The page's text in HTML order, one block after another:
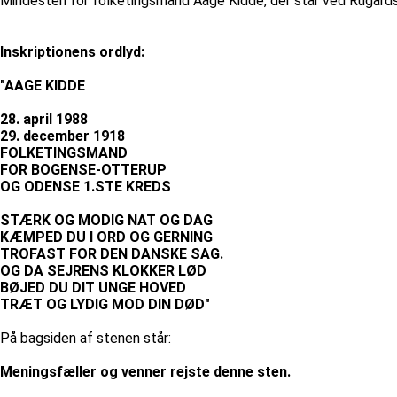
Inskriptionens ordlyd:
"AAGE KIDDE
28. april 1988
29. december 1918
FOLKETINGSMAND
FOR BOGENSE-OTTERUP
OG ODENSE 1.STE KREDS
STÆRK OG MODIG NAT OG DAG
KÆMPED DU I ORD OG GERNING
TROFAST FOR DEN DANSKE SAG.
OG DA SEJRENS KLOKKER LØD
BØJED DU DIT UNGE HOVED
TRÆT OG LYDIG MOD DIN DØD"
På bagsiden af stenen står:
Meningsfæller og venner rejste denne sten.